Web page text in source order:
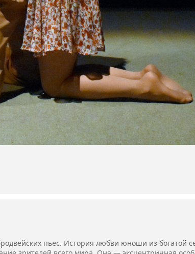
пьес. История любви юноши из богатой